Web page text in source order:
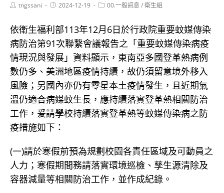
Posttngssani
Post2024-12-19
Post00.一般訊息 /衛生組
依衛生福利部113年12月6日於行政院重要蚊媒傳染
病防治第91次聯繫會議報告之「重要蚊媒傳染病疫
情現況與發展」資料顯示，東南亞多國登革熱病例
數仍多、美洲地區疫情持續，故仍須留意境外移入
風險；另國內亦仍有零星本土疫情發生，且近期氣
溫仍適合病媒蚊生長，應持續落實登革熱相關防治
工作，爰請學校持續落實登革熱等蚊媒傳染病之防
疫措施如下：
(一)請於寒假前預為規劃校園各責任區域及可動員之
人力；寒假期間務請落實環境巡檢、孳生源清除及
容器減量等相關防治工作，並作成紀錄。